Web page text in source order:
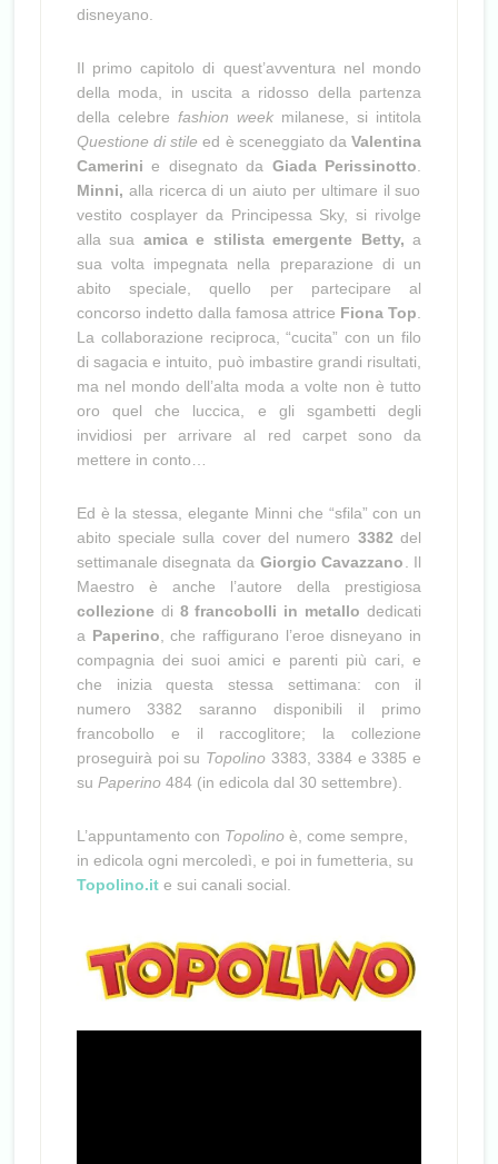
disneyano.
Il primo capitolo di quest’avventura nel mondo
della moda, in uscita a ridosso della partenza
della celebre fashion week milanese, si intitola
Questione di stile ed è sceneggiato daValentina
Camerini e disegnato da Giada Perissinotto
Minni, alla ricerca di un aiuto per ultimare il suo
vestito cosplayer da Principessa Sky, si rivolge
alla sua amica e stilista emergente Betty, a
sua volta impegnata nella preparazione di un
abito speciale, quello per partecipare al
concorso indetto dalla famosa attrice Fiona Top
La collaborazione reciproca, “cucita” con un filo
di sagacia e intuito, può imbastire grandi risultati,
ma nel mondo dell’alta moda a volte non è tutto
oro quel che luccica, e gli sgambetti degli
invidiosi per arrivare al red carpet sono da
mettere in conto…
Ed è la stessa, elegante Minni che “sfila” con un
abito speciale sulla cover del numero 3382 del
settimanale disegnata da Giorgio Cavazzano . Il
Maestro è anche l’autore della prestigiosa
collezione di 8 francobolli in metallo dedicati
a Paperino , che raffigurano l’eroe disneyano in
compagnia dei suoi amici e parenti più cari, e
che inizia questa stessa settimana: con il
numero 3382 saranno disponibili il primo
francobollo e il raccoglitore; la collezione
proseguirà poi su Topolino 3383, 3384 e 3385 e
su Paperino484 (in edicola dal 30 settembre).
L’appuntamento con Topolinoè, come sempre,
in edicola ogni mercoledì, e poi in fumetteria, su
Topolino.ite sui canali social.